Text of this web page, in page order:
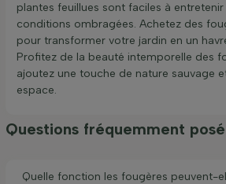
plantes feuillues sont faciles à
conditions ombragées. Achetez des
pour transformer votre jardin en un
Profitez de la beauté intemporelle des
ajoutez une touche de nature sauvage
espace.
Questions fréquemment
Quelle fonction les fougères peuvent-